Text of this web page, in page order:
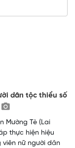
dân tộc thiểu số
Mường Tè (Lai
thực hiện hiệu
nữ người dân